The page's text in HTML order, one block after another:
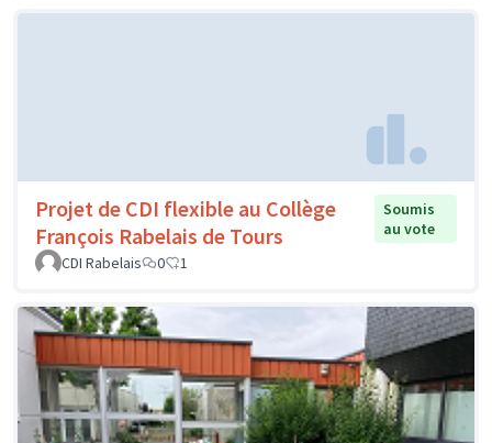
Ecole Maternelle Marceau Courier
0 1
Réaménagement de la classe de
CP
ECOLE PUBLIQUE
0 0